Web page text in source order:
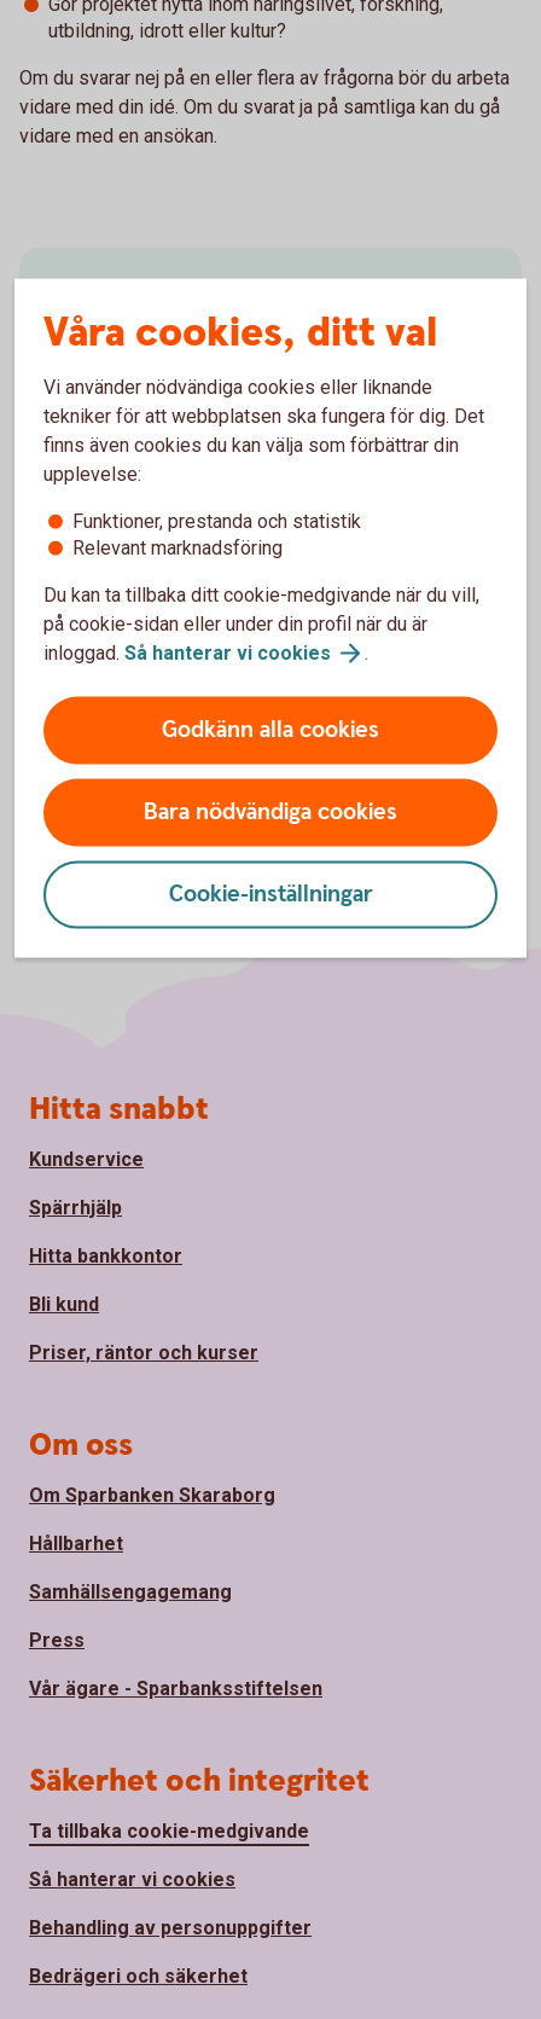
utbildning, idrott eller kultur?
Om du svarar nej på en eller flera av frågorna bör du arbeta
vidare med din idé. Om du svarat ja på samtliga kan du gå
vidare med en ansökan.
Om du har testat din idé och är redo för att göra en
underlätta processen:
Du har funderat på hur projektet ska beskrivas
och vilka mål projektet har
insats och övriga finansiärer
Du har den senaste verksamhetsberättelsen/
dokument du vill skicka med färdiga att ladda
upp som bilaga
Du har Bank-ID nära till hands för att kunna
Våra cookies, ditt val
Vi använder nödvändiga cookies eller liknande
tekniker för att webbplatsen ska fungera för dig. Det
finns även cookies du kan välja som förbättrar din
upplevelse:
Funktioner, prestanda och statistik
Relevant marknadsföring
Du kan ta tillbaka ditt cookie-medgivande när du vill,
på cookie-sidan eller under din profil när du är
inloggad. Så hanterar vi cookies .
Godkänn alla cookies
Bara nödvändiga cookies
Cookie-inställningar
Sidfot
Hitta snabbt
Kundservice
Spärrhjälp
Hitta bankkontor
Bli kund
Priser, räntor och kurser
Om oss
Om Sparbanken Skaraborg
Hållbarhet
Samhällsengagemang
Press
Vår ägare - Sparbanksstiftelsen
Säkerhet och integritet
Ta tillbaka cookie-medgivande
Så hanterar vi cookies
Behandling av personuppgifter
Bedrägeri och säkerhet